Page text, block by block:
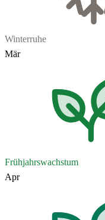
Winterruhe
Mär
Frühjahrswachstum
Apr